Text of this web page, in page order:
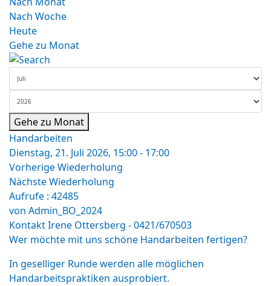
Nach Woche
Heute
Gehe zu Monat
Gehe zu Monat
Handarbeiten
Dienstag, 21. Juli 2026, 15:00 - 17:00
Vorherige Wiederholung
Nächste Wiederholung
Aufrufe : 42485
von Admin_BO_2024
KontaktIrene Ottersberg - 0421/670503
Wer möchte mit uns schöne Handarbeiten fertigen?
In geselliger Runde werden alle möglichen
Handarbeitspraktiken ausprobiert.